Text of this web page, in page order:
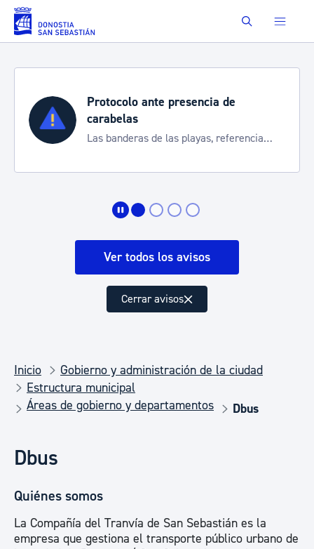
Saltar al contenido principal Buscar
Protocolo ante presencia de
carabelas
Las banderas de las playas, referencia
Ver todos los avisos
Cerrar avisos
Inicio
Gobierno y administración de la ciudad
Estructura municipal
Áreas de gobierno y departamentos
Dbus
Dbus
Quiénes somos
La Compañía del Tranvía de San Sebastián es la
empresa que gestiona el transporte público urbano de